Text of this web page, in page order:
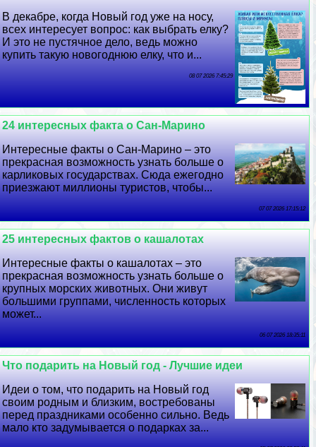
В декабре, когда Новый год уже на носу,
всех интересует вопрос: как выбрать елку?
И это не пустячное дело, ведь можно
купить такую новогоднюю елку, что и...
08 07 2026 7:45:29
24 интересных факта о Сан-Марино
Интересные факты о Сан-Марино – это
прекрасная возможность узнать больше о
карликовых государствах. Сюда ежегодно
приезжают миллионы туристов, чтобы...
07 07 2026 17:15:12
25 интересных фактов о кашалотах
Интересные факты о кашалотах – это
прекрасная возможность узнать больше о
крупных морских животных. Они живут
большими группами, численность которых
может...
06 07 2026 18:35:11
Что подарить на Новый год - Лучшие идеи
Идеи о том, что подарить на Новый год
своим родным и близким, востребованы
перед праздниками особенно сильно. Ведь
мало кто задумывается о подарках за...